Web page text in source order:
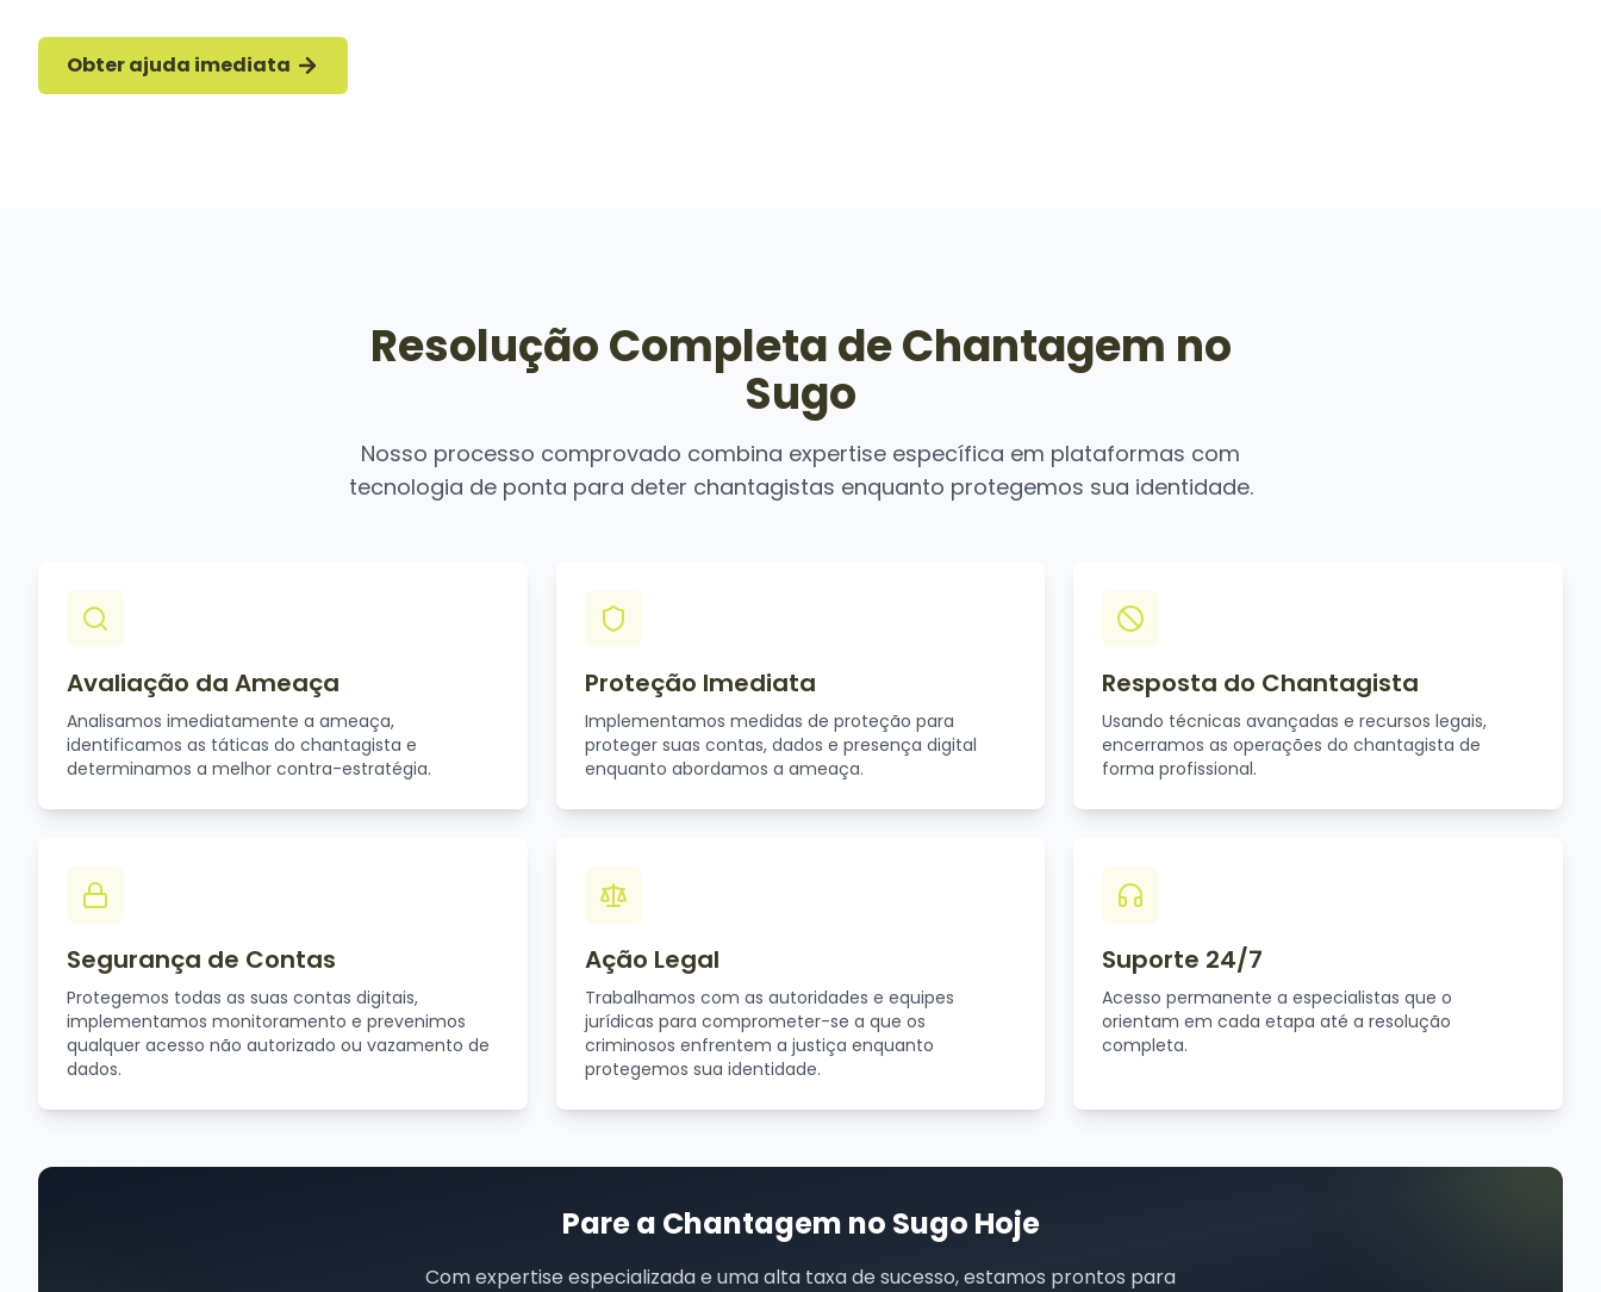
Obter ajuda imediata
Resolução Completa de Chantagem no
Sugo
Nosso processo comprovado combina expertise específica em plataformas com
tecnologia de ponta para deter chantagistas enquanto protegemos sua identidade.
Avaliação da Ameaça
Analisamos imediatamente a ameaça,
identificamos as táticas do chantagista e
determinamos a melhor contra-estratégia.
Proteção Imediata
Implementamos medidas de proteção para
proteger suas contas, dados e presença digital
enquanto abordamos a ameaça.
Resposta do Chantagista
Usando técnicas avançadas e recursos legais,
encerramos as operações do chantagista de
forma profissional.
Segurança de Contas
Protegemos todas as suas contas digitais,
implementamos monitoramento e prevenimos
qualquer acesso não autorizado ou vazamento de
dados.
Ação Legal
Trabalhamos com as autoridades e equipes
jurídicas para comprometer-se a que os
criminosos enfrentem a justiça enquanto
protegemos sua identidade.
Suporte 24/7
Acesso permanente a especialistas que o
orientam em cada etapa até a resolução
completa.
Pare a Chantagem no Sugo Hoje
Com expertise especializada e uma alta taxa de sucesso, estamos prontos para